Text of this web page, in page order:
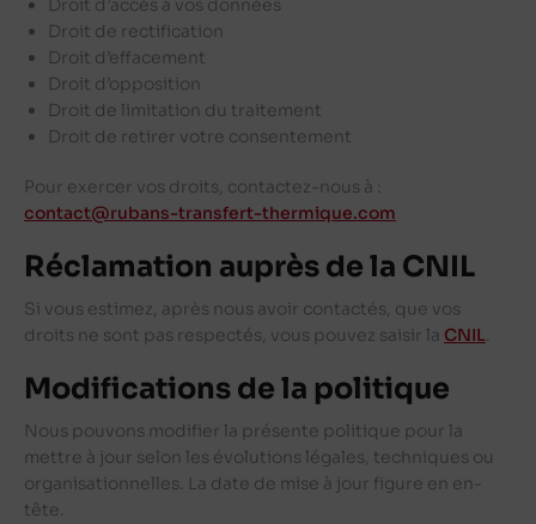
Droit d’accès à vos données
Droit de rectification
Droit d’effacement
Droit d’opposition
Droit de limitation du traitement
Droit de retirer votre consentement
Pour exercer vos droits, contactez-nous à :
contact@rubans-transfert-thermique.com
Réclamation auprès de la CNIL
Si vous estimez, après nous avoir contactés, que vos
droits ne sont pas respectés, vous pouvez saisir la CNIL.
Modifications de la politique
Nous pouvons modifier la présente politique pour la
mettre à jour selon les évolutions légales, techniques ou
organisationnelles. La date de mise à jour figure en en-
tête.